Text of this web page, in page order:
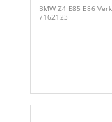
BMW Z4 E85 E86
7162123